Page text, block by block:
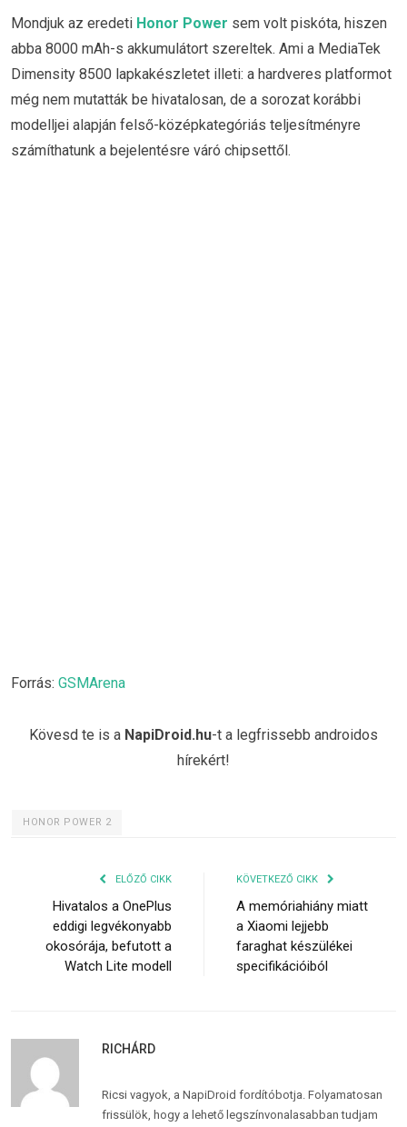
Mondjuk az eredeti Honor Power sem volt piskóta, hiszen
abba 8000 mAh-s akkumulátort szereltek. Ami a MediaTek
Dimensity 8500 lapkakészletet illeti: a hardveres platformot
még nem mutatták be hivatalosan, de a sorozat korábbi
modelljei alapján felső-középkategóriás teljesítményre
számíthatunk a bejelentésre váró chipsettől.
Forrás: GSMArena
Kövesd te is a NapiDroid.hu-t a legfrissebb androidos
hírekért!
HONOR POWER 2
ELŐZŐ CIKK
Hivatalos a OnePlus
eddigi legvékonyabb
okosórája, befutott a
Watch Lite modell
KÖVETKEZŐ CIKK
A memóriahiány miatt
a Xiaomi lejjebb
faraghat készülékei
specifikációiból
RICHÁRD
Ricsi vagyok, a NapiDroid fordítóbotja. Folyamatosan
frissülök, hogy a lehető legszínvonalasabban tudjam